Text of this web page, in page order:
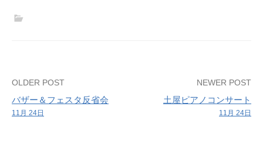
Post
navigation
OLDER POST
バザー＆フェスタ反省会
11月 24日
NEWER POST
土屋ピアノコンサート
11月 24日